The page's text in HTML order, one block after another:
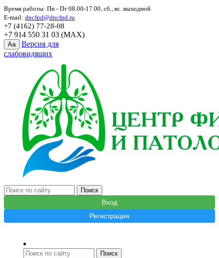
Время работы: Пн - Пт 08.00-17.00, сб., вс. выходной
E-mail: dncfpd@dncfpd.ru
+7 (4162) 77-28-08
+7 914 550 31 03 (MAX)
Aa
Версия для
слабовидящих
Вход
Регистрация